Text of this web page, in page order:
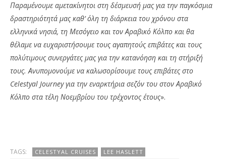
Παραμένουμε αμετακίνητοι στη δέσμευσή μας για την παγκόσμια
δραστηριότητά μας καθ’ όλη τη διάρκεια του χρόνου στα
ελληνικά νησιά, τη Μεσόγειο και τον Αραβικό Κόλπο και θα
θέλαμε να ευχαριστήσουμε τους αγαπητούς επιβάτες και τους
πολύτιμους συνεργάτες μας για την κατανόηση και τη στήριξή
τους. Ανυπομονούμε να καλωσορίσουμε τους επιβάτες στο
Celestyal Journey για την εναρκτήρια σεζόν του στον Αραβικό
Κόλπο στα τέλη Νοεμβρίου του τρέχοντος έτους».
TAGS: CELESTYAL CRUISES
LEE HASLETT